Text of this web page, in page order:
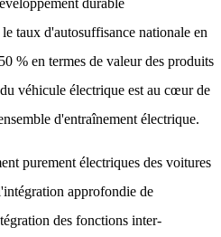
durable
taux d'autosuffisance nationale en
% en termes de valeur des produits
véhicule électrique est au cœur de
d'entraînement électrique.
purement électriques des voitures
approfondie de
des fonctions inter-